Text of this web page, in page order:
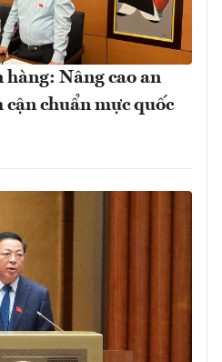
hàng: Nâng cao an
chuẩn mực quốc